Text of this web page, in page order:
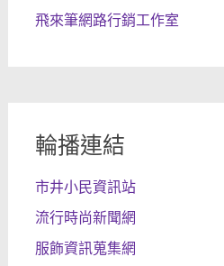
飛來筆網路行銷工作室
輪播連結
市井小民資訊站
流行時尚新聞網
服飾資訊蒐集網